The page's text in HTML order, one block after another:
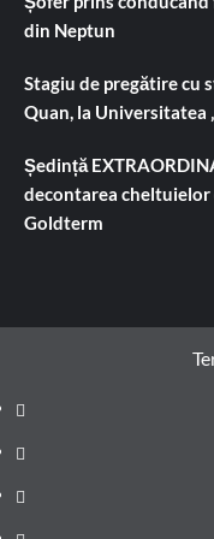
din Neptun
Stagiu de pregătire cu
Quan, la Universitatea
Ședință
decontarea
Goldterm
Prima
pagină
Știri
de
ultima
Administrație
locală